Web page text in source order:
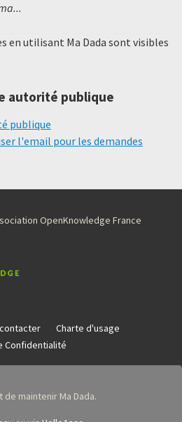
en utilisant Ma Dada sont visibles
autorité publique
publique
l'email pour les demandes
OpenKnowledge France
Charte d'usage
Confidentialité
maintenir Ma Dada.